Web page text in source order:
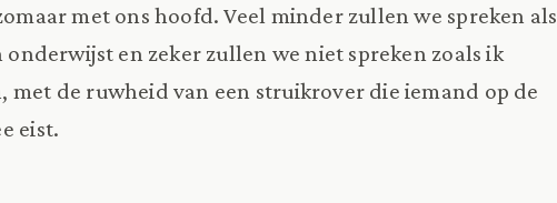
met ons hoofd. Veel minder zullen we spreken als
en zeker zullen we niet spreken zoals ik
met de ruwheid van een struikrover die iemand op de
eist.